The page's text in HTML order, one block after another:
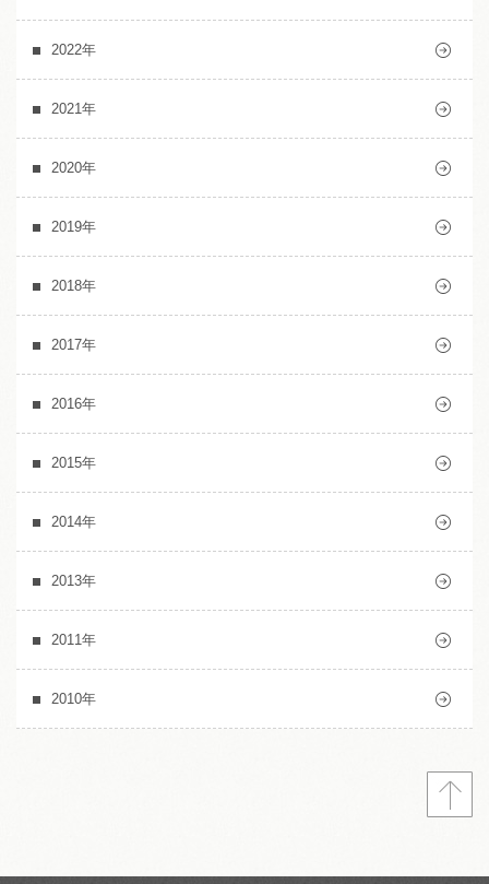
2022年
2021年
2020年
2019年
2018年
2017年
2016年
2015年
2014年
2013年
2011年
2010年